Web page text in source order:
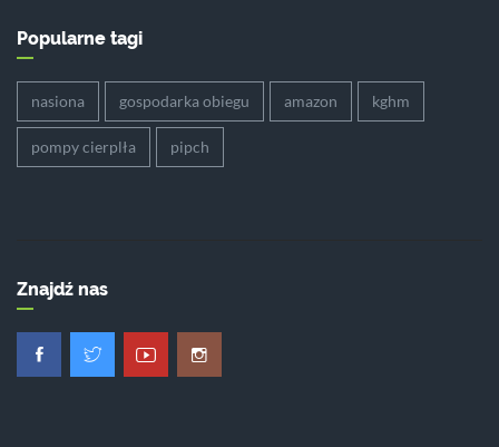
Popularne tagi
nasiona gospodarka obiegu amazon kghm
pompy cierplła pipch
Znajdź nas